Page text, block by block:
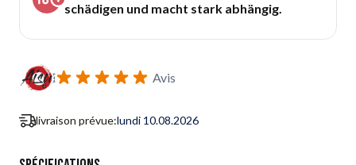
schädigen und macht stark abhängig.
Avis
livraison prévue:lundi 10.08.2026